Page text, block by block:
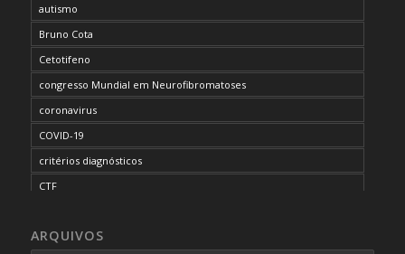
autismo
Bruno Cota
Cetotifeno
congresso Mundial em Neurofibromatoses
coronavirus
COVID-19
critérios diagnósticos
CTF
desordem do processamento auditivo
ARQUIVOS